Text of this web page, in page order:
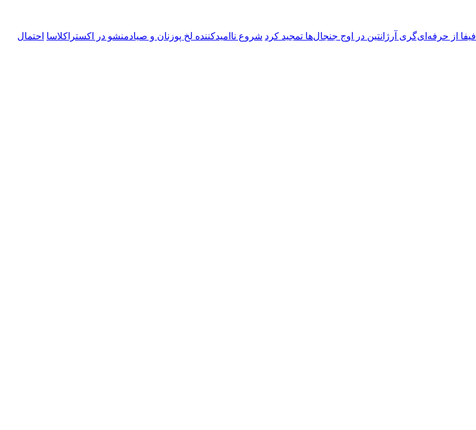
از حرفه‌ای‌گری آرژانتین در اوج جنجال‌ها تمجید کرد شروع ناامیدکننده لخ پوزنان و صیادمنشو در اکستراکلاسا احتمال